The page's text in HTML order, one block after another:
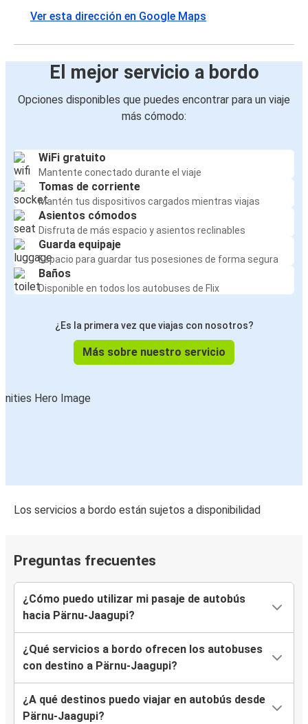
Ver esta dirección en Google Maps
El mejor servicio a bordo
Opciones disponibles que puedes encontrar para un viaje
más cómodo:
WiFi gratuito
Mantente conectado durante el viaje
Tomas de corriente
Mantén tus dispositivos cargados mientras viajas
Asientos cómodos
Disfruta de más espacio y asientos reclinables
Guarda equipaje
Espacio para guardar tus posesiones de forma segura
Baños
Disponible en todos los autobuses de Flix
¿Es la primera vez que viajas con nosotros?
Más sobre nuestro servicio
Los servicios a bordo están sujetos a disponibilidad
Preguntas frecuentes
¿Cómo puedo utilizar mi pasaje de autobús
hacia Pärnu-Jaagupi?
¿Qué servicios a bordo ofrecen los autobuses
con destino a Pärnu-Jaagupi?
¿A qué destinos puedo viajar en autobús desde
Pärnu-Jaagupi?